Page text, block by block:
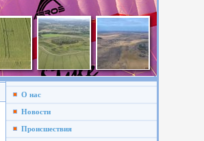
О нас
Новости
Происшествия